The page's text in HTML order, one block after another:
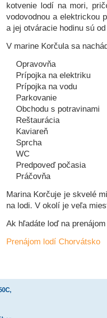
kotvenie lodí na mori,
vodovodnou a elektrickou
a jej otváracie hodinu sú
V marine Korčula sa
Opravovňa
Prípojka na elektriku
Prípojka na vodu
Parkovanie
Obchodu s potravinami
Reštaurácia
Kaviareň
Sprcha
WC
Predpoveď počasia
Práčovňa
Marina Korčuje je skvelé
na lodi. V okolí je veľa
Ak hľadáte loď na
Prenájom lodí Chorvátsko